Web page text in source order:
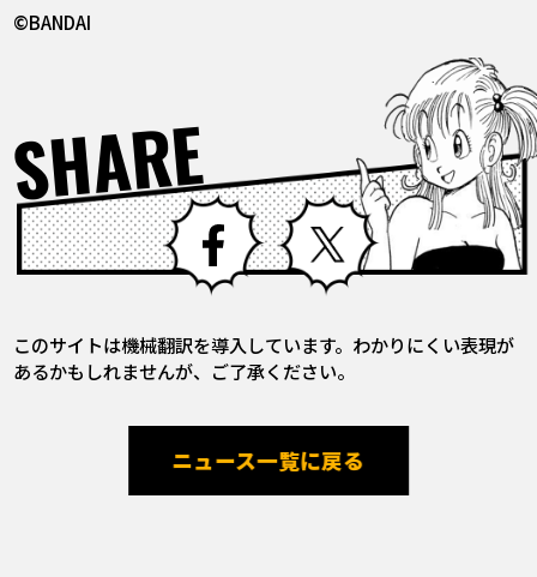
©BANDAI
SHARE Facebook X
このサイトは機械翻訳を導入しています。わかりにくい表現が
あるかもしれませんが、ご了承ください。
ニュース一覧に戻る